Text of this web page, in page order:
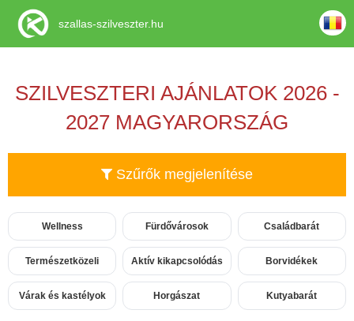
SZILVESZTERI AJÁNLATOK 2026 -
2027 MAGYARORSZÁG
Szűrők megjelenítése
Wellness Fürdővárosok Családbarát
Természetközeli Aktív kikapcsolódás Borvidékek
Várak és kastélyok Horgászat Kutyabarát
szallas-szilveszter.hu